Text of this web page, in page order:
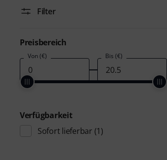
Filter
Preisbereich
Von (€) Bis (€)
Verfügbarkeit
Sofort lieferbar (1)